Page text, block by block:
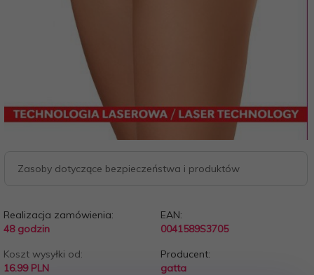
Zasoby dotyczące bezpieczeństwa i produktów
Realizacja zamówienia:
48 godzin
EAN:
0041589S3705
Koszt wysyłki od:
16.99 PLN
Producent:
gatta